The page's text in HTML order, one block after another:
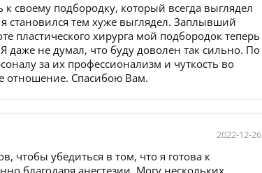
своему подбородку, который всегда выглядел
тем хуже выглядел. Заплывший
пластического хирурга мой подбородок теперь
не думал, что буду доволен так сильно. По
за их профессионализм и чуткость во
отношение. Спасибою Вам.
2022-12-26
чтобы убедиться в том, что я готова к
благодаря анестезии. Могу нескольких